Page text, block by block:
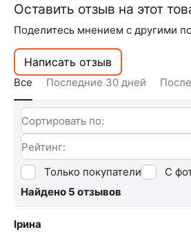
Оставить отзыв на этот
Поделитесь мнением с другими
Написать отзыв
Все Последние 30 дней
Сортировать по:
Рейтинг:
Только покупатели
С
Найдено 5 отзывов
Ірина